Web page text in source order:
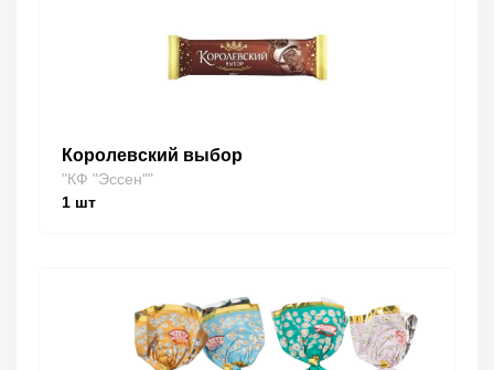
Королевский выбор
"КФ "Эссен""
1 шт